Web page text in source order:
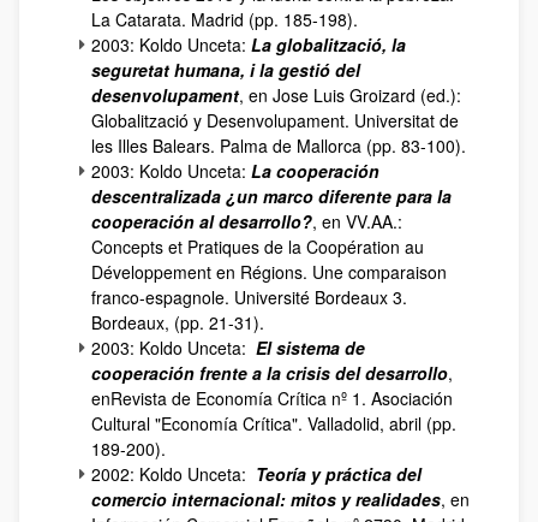
La Catarata. Madrid (pp. 185-198).
2003: Koldo Unceta: La globalització, la
seguretat humana, i la gestió del
desenvolupament, en Jose Luis Groizard (ed.):
Globalització y Desenvolupament. Universitat de
les Illes Balears. Palma de Mallorca (pp. 83-100).
2003: Koldo Unceta: La cooperación
descentralizada ¿un marco diferente para la
cooperación al desarrollo?, en VV.AA.:
Concepts et Pratiques de la Coopération au
Développement en Régions. Une comparaison
franco-espagnole. Université Bordeaux 3.
Bordeaux, (pp. 21-31).
2003: Koldo Unceta: El sistema de
cooperación frente a la crisis del desarrollo,
enRevista de Economía Crítica nº 1. Asociación
Cultural "Economía Crítica". Valladolid, abril (pp.
189-200).
2002: Koldo Unceta: Teoría y práctica del
comercio internacional: mitos y realidades, en